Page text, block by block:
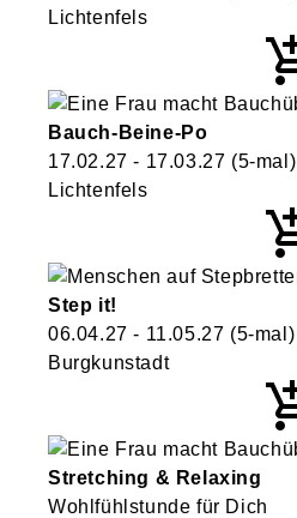
Lichtenfels
Bauch-Beine-Po
17.02.27 - 17.03.27 (5-mal)
Lichtenfels
Step it!
06.04.27 - 11.05.27 (5-mal)
Burgkunstadt
Stretching & Relaxing
Wohlfühlstunde für Dich